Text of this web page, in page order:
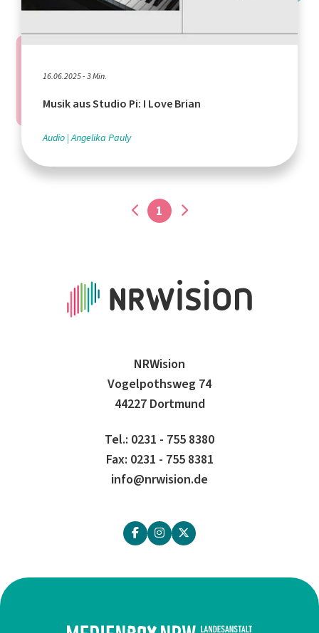
16.06.2025 - 3 Min.
Musik aus Studio Pi: I Love Brian
Audio Angelika Pauly
1
NRWision
Vogelpothsweg 74
44227 Dortmund
Tel.: 0231 - 755 8380
Fax: 0231 - 755 8381
info@nrwision.de